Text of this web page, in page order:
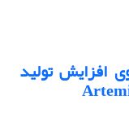
افزایش تولید